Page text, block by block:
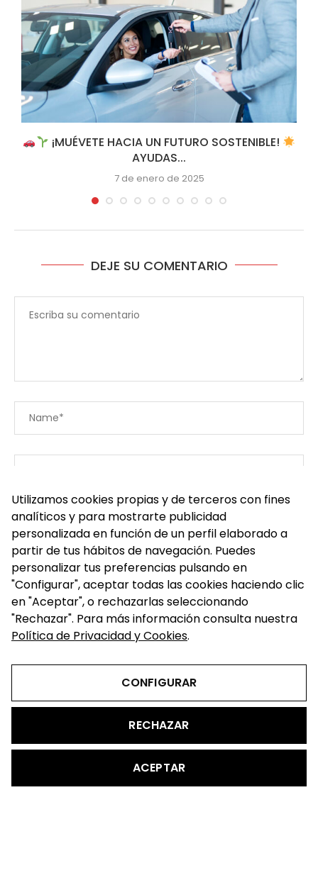
¡MUÉVETE HACIA UN FUTURO SOSTENIBLE!
AYUDAS...
7 de enero de 2025
DEJE SU COMENTARIO
Save my name, email, and website in this browser for
the next time I comment.
Aviso legal|Políticas de Cookies|Políticas de Privacidad
Utilizamos cookies propias y de terceros con fines
analíticos y para mostrarte publicidad
personalizada en función de un perfil elaborado a
partir de tus hábitos de navegación. Puedes
personalizar tus preferencias pulsando en
"Configurar", aceptar todas las cookies haciendo clic
en "Aceptar", o rechazarlas seleccionando
"Rechazar". Para más información consulta nuestra
Política de Privacidad y Cookies.
CONFIGURAR
RECHAZAR
ACEPTAR